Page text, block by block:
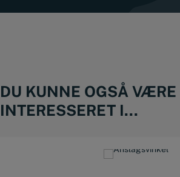
DU KUNNE OGSÅ VÆRE
INTERESSERET I...